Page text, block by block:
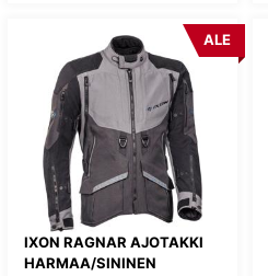
IXON RAGNAR AJOTAKKI
HARMAA/SININEN
ALE